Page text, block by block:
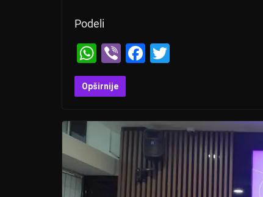
Podeli
W
h
at
A
p
p
Vi
b
er
F
b
o
o
k
Opširnije